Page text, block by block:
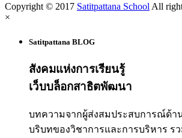
Copyright © 2017 Satitpattana School All
×
Satitpattana BLOG
สังคมแห่งการเรียนรู้
เว็บบล็อกสาธิตพัฒนา
บทความจากผู้ส่งสมประสบการณ์ด้า
บริบทของวิชาการและการบริหาร ร